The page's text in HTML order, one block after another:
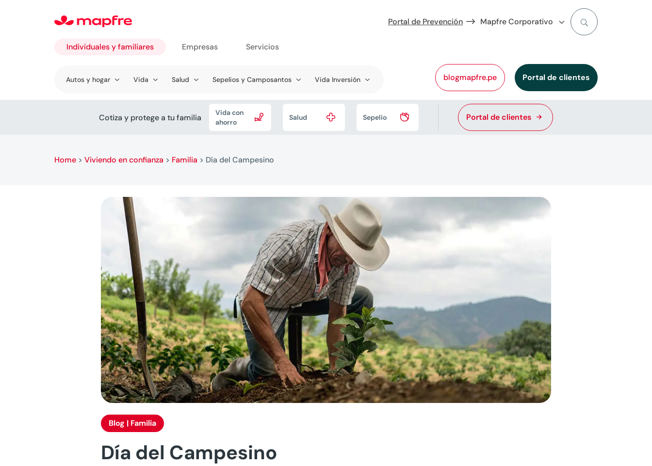
Portal de Prevención Mapfre Corporativo
blogmapfre.pe Portal de clientes
Individuales y familiares
Ir a
Autos y hogar Vida Salud Sepelios y Camposantos Vida Inversión
Empresas Servicios
Cotiza y protege a tu familia 
Vida con
ahorro

Salud 
Sepelio Portal de clientes
Home > Viviendo en confianza > Familia > Día del Campesino
Blog | Familia
Día del Campesino